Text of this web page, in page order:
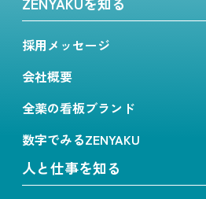
採用メッセージ
会社概要
全薬の看板ブランド
数字でみるZENYAKU
人と仕事を知る